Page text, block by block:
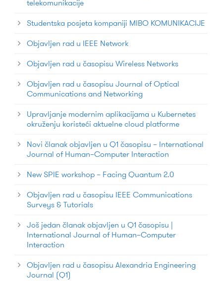
telekomunikacije
Studentska posjeta kompaniji MIBO KOMUNIKACIJE
Objavljen rad u IEEE Network
Objavljen rad u časopisu Wireless Networks
Objavljen rad u časopisu Journal of Optical
Communications and Networking
Upravljanje modernim aplikacijama u Kubernetes
okruženju koristeći aktuelne cloud platforme
Novi članak objavljen u Q1 časopisu – International
Journal of Human–Computer Interaction
New SPIE workshop – Facing Quantum 2.0
Objavljen rad u časopisu IEEE Communications
Surveys & Tutorials
Još jedan članak objavljen u Q1 časopisu |
International Journal of Human–Computer
Interaction
Objavljen rad u časopisu Alexandria Engineering
Journal (Q1)